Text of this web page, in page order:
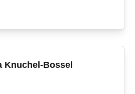
Knuchel-Bossel